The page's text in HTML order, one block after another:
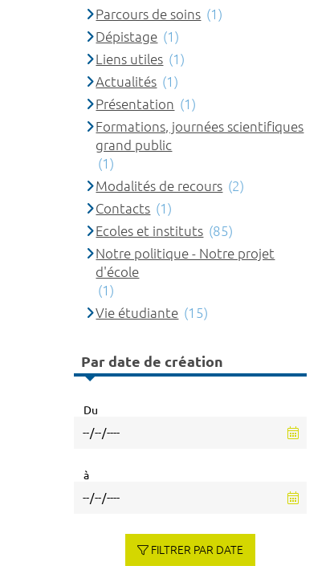
Parcours de soins (1)
Dépistage (1)
Liens utiles (1)
Actualités (1)
Présentation (1)
Formations, journées scientifiques
grand public
(1)
Modalités de recours (2)
Contacts (1)
Ecoles et instituts (85)
Notre politique - Notre projet
d'école
(1)
Vie étudiante (15)
Par date de création
Du
à
FILTRER PAR DATE